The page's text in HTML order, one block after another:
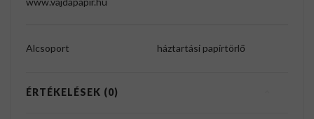
Alcsoport háztartási papírtörlő
ÉRTÉKELÉSEK (0)